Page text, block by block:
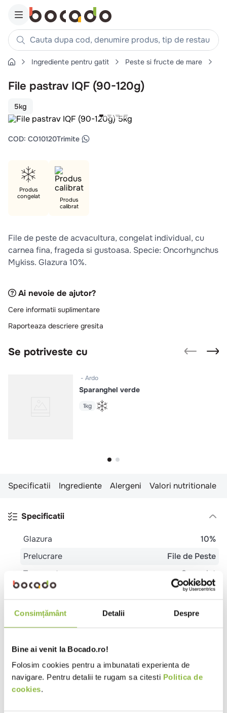
Consimțământ Detalii Despre
Bine ai venit la Bocado.ro!
Folosim cookies pentru a imbunatati experienta de
navigare. Pentru detalii te rugam sa citesti Politica de
cookies.
Cauta dupa cod, denumire produs, tip de restaurant,
Căutări populare
1. cartofi
.
3. pui
4. chifle
coaste
ceafa
aripi
Ingrediente pentru gatit Peste si fructe de mare
File pastrav IQF (90-120g)
5kg
COD: CO10120Trimite
Produs
congelat
Produs
calibrat
File de peste de acvacultura, congelat individual, cu
carnea fina, frageda si gustoasa. Specie: Oncorhynchus
Mykiss. Glazura 10%.
Ai nevoie de ajutor?
Cere informatii suplimentare
Raporteaza descriere gresita
Se potriveste cu
Ardo
Sparanghel verde
1kg
Specificatii Ingrediente Alergeni Valori nutritionale
Specificatii
Glazura
10%
Prelucrare
File de Peste
Temperatura
Congelat
Tip peste
Pastrav
Mod congelare
IQF (congelat individual)
Tara de origine
local
Romanesc
Ingrediente